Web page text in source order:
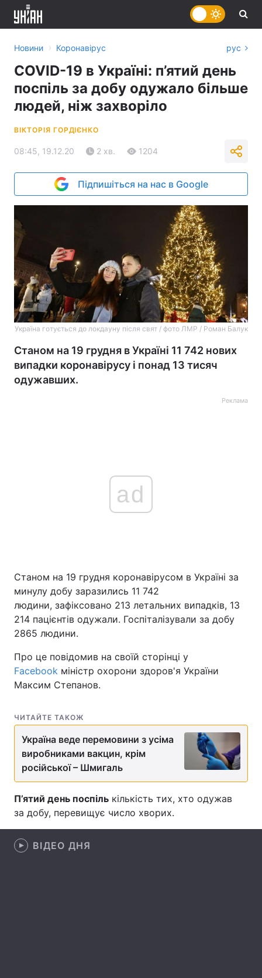
Головна Війна
Україна Політика
Економіка
Спорт Наука
Лайт
Цікавинки Погода
Екологія Регіони
Лонгріди
Відео з Youtube
Новини › Коронавірус рус
COVID-19 в Україні: п’ятий день
поспіль за добу одужало більше
людей, ніж захворіло
ВІКТОРІЯ ГОРДІЄНКО
08:45, 19.12.20 2 хв. 1204
Підпишіться на нас в Google
Україна готується до локдауну після свят / фото ЛМР / Роман Балук
Станом на 19 грудня в Україні 11 742 нових
випадки коронавірусу і понад 13 тисяч
одужавших.
Реклама
ad
Станом на 19 грудня коронавірусом в Україні за
минулу добу заразились 11 742
людини, зафіксовано 213 летальних випадків, 13
214 пацієнтів одужали. Госпіталізували за добу
2865 людини.
Про це повідомив на своїй сторінці у
Facebook міністр охорони здоров'я України
Максим Степанов.
ЧИТАЙТЕ ТАКОЖ
Україна веде перемовини з усіма
виробниками вакцин, крім
російської – Шмигаль
П’ятий день поспіль кількість тих, хто одужав
за добу, перевищує число хворих.
ВІДЕО ДНЯ